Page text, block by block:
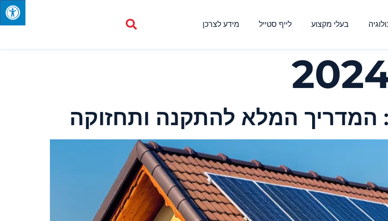
בעלי מקצוע לייף סטייל מידע לצרכן
המדריך המלא להתקנה ותחזוקה